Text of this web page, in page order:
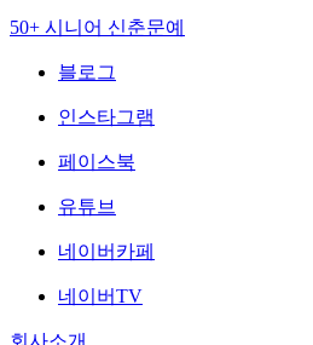
50+ 시니어 신춘문예
블로그
인스타그램
페이스북
유튜브
네이버카페
네이버TV